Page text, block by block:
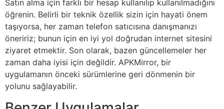
Satın alma için farklı bir hesap kullanılıp kullanılmadığını
öğrenin. Belirli bir teknik özellik sizin için hayati önem
taşıyorsa, her zaman telefon satıcısına danışmanızı
öneririz; bunun için en iyi yol doğrudan internet sitesini
ziyaret etmektir. Son olarak, bazen güncellemeler her
zaman daha iyisi için değildir. APKMirror, bir
uygulamanın önceki sürümlerine geri dönmenin bir
yolunu sağlayabilir.